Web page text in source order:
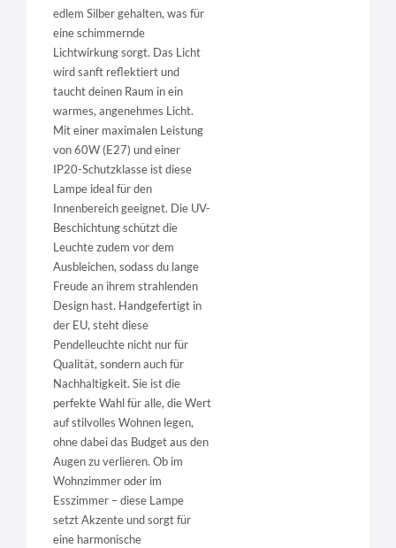
edlem Silber gehalten, was für
eine schimmernde
Lichtwirkung sorgt. Das Licht
wird sanft reflektiert und
taucht deinen Raum in ein
warmes, angenehmes Licht.
Mit einer maximalen Leistung
von 60W (E27) und einer
IP20-Schutzklasse ist diese
Lampe ideal für den
Innenbereich geeignet. Die UV-
Beschichtung schützt die
Leuchte zudem vor dem
Ausbleichen, sodass du lange
Freude an ihrem strahlenden
Design hast. Handgefertigt in
der EU, steht diese
Pendelleuchte nicht nur für
Qualität, sondern auch für
Nachhaltigkeit. Sie ist die
perfekte Wahl für alle, die Wert
auf stilvolles Wohnen legen,
ohne dabei das Budget aus den
Augen zu verlieren. Ob im
Wohnzimmer oder im
Esszimmer – diese Lampe
setzt Akzente und sorgt für
eine harmonische